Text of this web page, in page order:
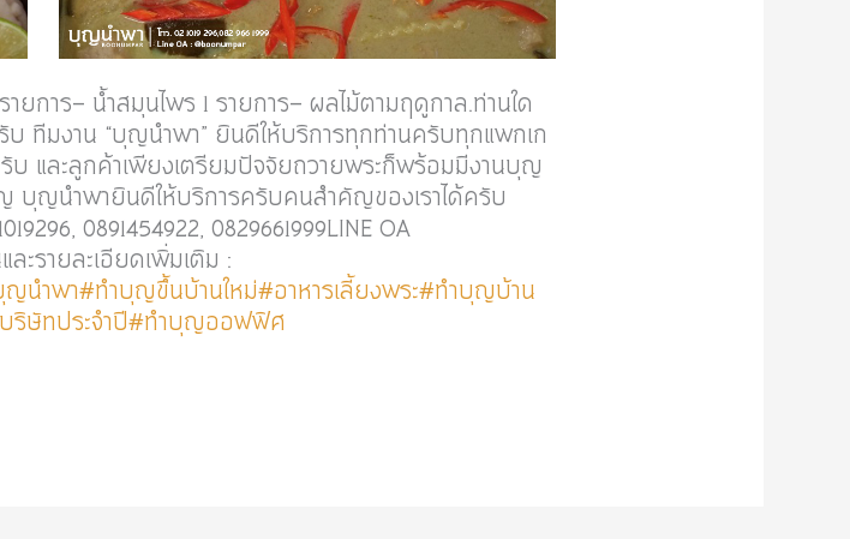
การ- น้ำสมุนไพร 1 รายการ- ผลไม้ตามฤดูกาล.ท่านใด
ทีมงาน “บุญนำพา” ยินดีให้บริการทุกท่านครับทุกแพกเก
บ และลูกค้าเพียงเตรียมปัจจัยถวายพระก็พร้อมมีงานบุญ
บุญนำพายินดีให้บริการครับคนสำคัญของเราได้ครับ
0891454922, 0829661999LINE OA
ละรายละเอียดเพิ่มเติม :
นำพา#ทำบุญขึ้นบ้านใหม่#อาหารเลี้ยงพระ#ทำบุญบ้าน
ษัทประจำปี#ทำบุญออฟฟิศ